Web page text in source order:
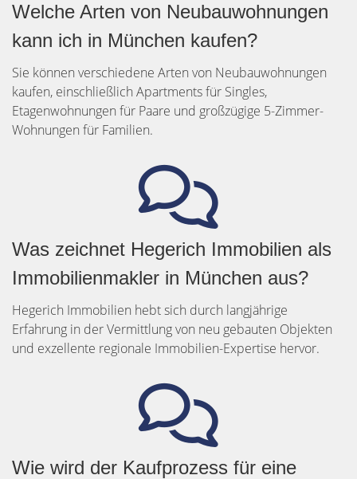
Welche Arten von Neubauwohnungen
kann ich in München kaufen?
Sie können verschiedene Arten von Neubauwohnungen
kaufen, einschließlich Apartments für Singles,
Etagenwohnungen für Paare und großzügige 5-Zimmer-
Wohnungen für Familien.
Was zeichnet Hegerich Immobilien als
Immobilienmakler in München aus?
Hegerich Immobilien hebt sich durch langjährige
Erfahrung in der Vermittlung von neu gebauten Objekten
und exzellente regionale Immobilien-Expertise hervor.
Wie wird der Kaufprozess für eine